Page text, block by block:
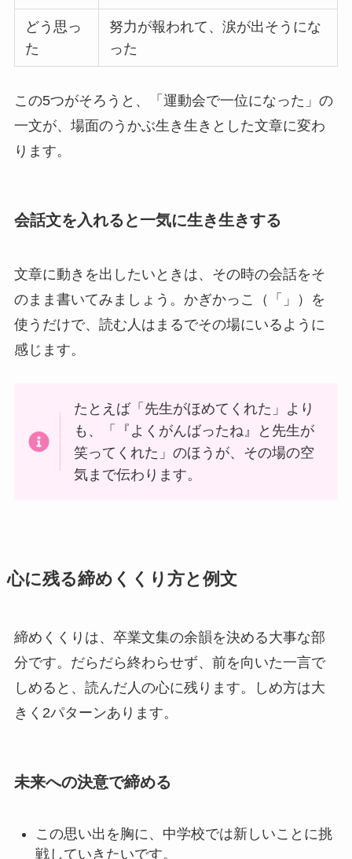
どう思っ
た
努力が報われて、涙が出そうにな
った
この5つがそろうと、「運動会で一位になった」の
一文が、場面のうかぶ生き生きとした文章に変わ
ります。
会話文を入れると一気に生き生きする
文章に動きを出したいときは、その時の会話をそ
のまま書いてみましょう。かぎかっこ（「」）を
使うだけで、読む人はまるでその場にいるように
感じます。
たとえば「先生がほめてくれた」より
も、「『よくがんばったね』と先生が
笑ってくれた」のほうが、その場の空
気まで伝わります。
心に残る締めくくり方と例文
締めくくりは、卒業文集の余韻を決める大事な部
分です。だらだら終わらせず、前を向いた一言で
しめると、読んだ人の心に残ります。しめ方は大
きく2パターンあります。
未来への決意で締める
この思い出を胸に、中学校では新しいことに挑
戦していきたいです。